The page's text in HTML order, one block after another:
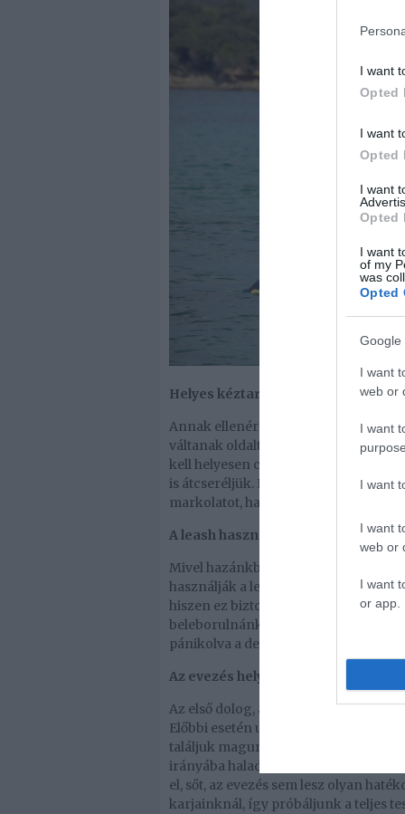
I want
Opted
I want
Opted
I want
Opted
I want
of my
was
Opted
Google
I want
web or
I want
I want
I want
web or
I want
or app.
Helyes kéztartás oldalváltásnál
Annak ellenére, hogy a profik már
váltanak oldalt, a kezdőknél ez
kell helyesen csinálni, hogy amikor
is átcseréljük. Ez azt jelenti, ha a bal
markolatot, ha jobb oldalon
A leash használata
Mivel hazánkban a legtöbben
használják a leasht, azaz nem kötik
hiszen ez biztosítja, hogy ne vigye el
beleborulnánk a tóba. A leash
pánikolva a deszka után úszni.
Az evezés helyes technikája
Az első dolog, amit szem előtt kell
Előbbi esetén ugyanis pikk-pakk
találjuk magunkat. Nézzünk ki
irányába haladjunk. A másik tényező
el, sőt, az evezés sem lesz olyan
karjainknál, így próbáljunk a teljes